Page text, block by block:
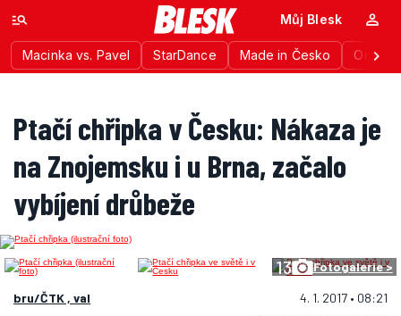
Macinka vs. Pavel StarDance Made in Česko
Můj Blesk
Ptačí chřipka v Česku: Nákaza je
na Znojemsku i u Brna, začalo
vybíjení drůbeže
13 Fotogalerie >
bru/ČTK , val 4. 1. 2017 • 08:21